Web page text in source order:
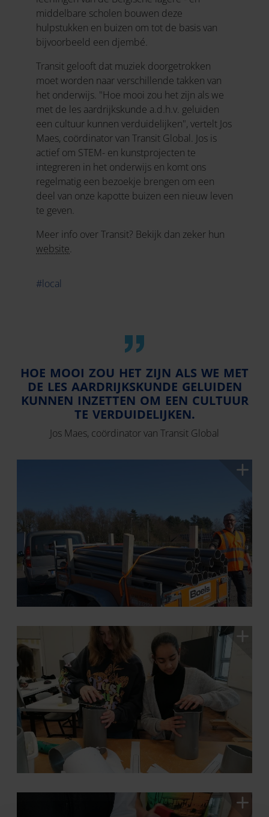
middelbare scholen bouwen deze
hulpstukken en buizen om tot de basis van
bijvoorbeeld een djembé.
Transit gelooft dat muziek doorgetrokken
moet worden naar verschillende takken van
het onderwijs. "Hoe mooi zou het zijn als we
met de les aardrijkskunde a.d.h.v. geluiden
een cultuur kunnen verduidelijken", vertelt Jos
Maes, coördinator van Transit Global. Jos is
actief om STEM- en kunstprojecten te
integreren in het onderwijs en komt ons
regelmatig een bezoekje brengen om een
deel van onze kapotte buizen een nieuw leven
te geven.
Meer info over Transit? Bekijk dan zeker hun
website.
#local
HOE MOOI ZOU HET ZIJN ALS WE MET
DE LES AARDRIJKSKUNDE GELUIDEN
KUNNEN INZETTEN OM EEN CULTUUR
TE VERDUIDELIJKEN.
Jos Maes, coördinator van Transit Global